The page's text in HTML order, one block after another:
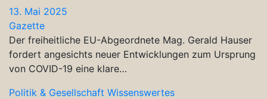
13. Mai 2025
Gazette
Der freiheitliche EU-Abgeordnete Mag. Gerald Hauser
fordert angesichts neuer Entwicklungen zum Ursprung
von COVID-19 eine klare…
Politik & Gesellschaft Wissenswertes